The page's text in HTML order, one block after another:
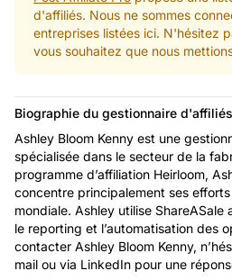
d'affiliés. Nous ne sommes
entreprises listées ici. N'hésitez
vous souhaitez que nous
Biographie du gestionnaire d'affiliés
Ashley Bloom Kenny est une
spécialisée dans le secteur de la
programme d’affiliation Heirloom,
concentre principalement ses efforts
mondiale. Ashley utilise ShareASale
le reporting et l’automatisation des
contacter Ashley Bloom Kenny,
mail ou via LinkedIn pour une